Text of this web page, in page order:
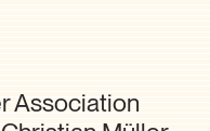
Association